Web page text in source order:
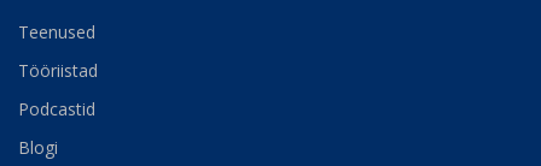
Teenused
Tööriistad
Podcastid
Blogi